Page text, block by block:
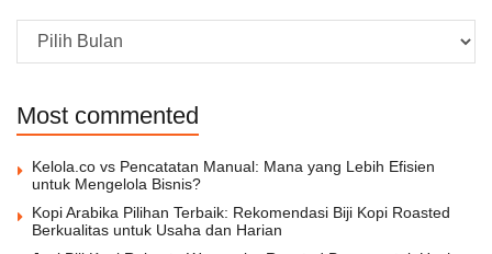
Archive
Most commented
Kelola.co vs Pencatatan Manual: Mana yang Lebih Efisien
untuk Mengelola Bisnis?
Kopi Arabika Pilihan Terbaik: Rekomendasi Biji Kopi Roasted
Berkualitas untuk Usaha dan Harian